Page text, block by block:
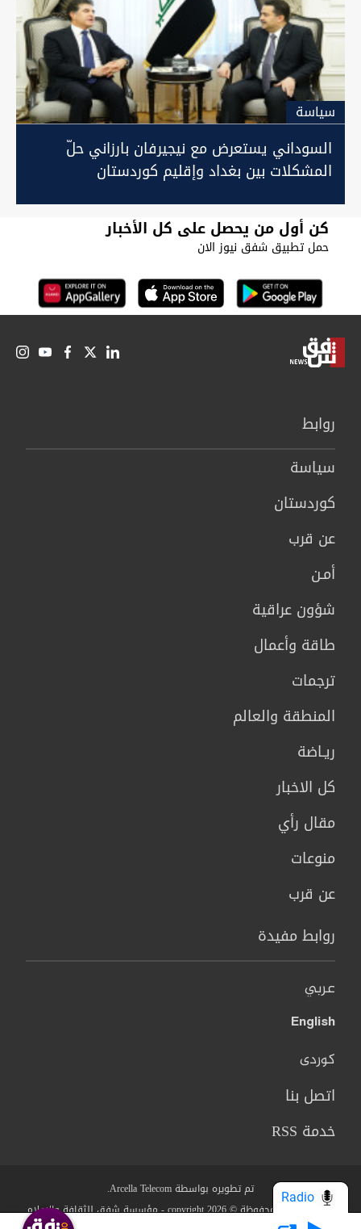
سیاسة
السوداني يستعرض مع نيجيرفان بارزاني حلّ
المشكلات بين بغداد وإقليم كوردستان
كن أول من يحصل على كل الأخبار
حمل تطبيق شفق نيوز الان
روابط
سیاسة
كوردستان
عن قرب
أمـن
شؤون عراقية
طاقة وأعمال
ترجمات
المنطقة والعالم
ريـاضة
كل الاخبار
مقال رأي
منوعات
عن قرب
روابط مفيدة
عربي
English
کوردی
اتصل بنا
خدمة RSS
تم تطويره بواسطة Arcella Telecom.
جميع الحقوق محفوظة © copyright 2026 - مؤسسة شفق للثقافة والاعلام
Radio